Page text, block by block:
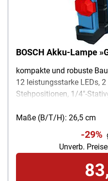
BOSCH Akku-Lampe
kompakte und robuste
12 leistungsstarke LEDs,
Stehpositionen, 1/4"-
spritzwassergeschützt,
Lichtstrom: 1200 Lumen,
min/Ah (18 V), Maße (B/
Gewicht (ohne Akku): 1,4
Maße (B/T/H): 26,5 cm
-29%
Unverb.
83,